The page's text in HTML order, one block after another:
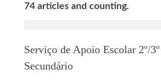
74 articles and counting.
Serviço de Apoio Escolar 2º/
Secundário